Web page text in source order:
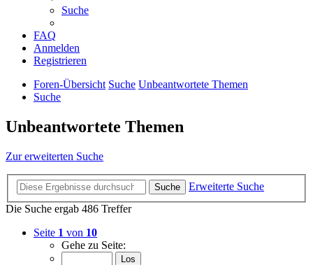
Suche
FAQ
Anmelden
Registrieren
Foren-Übersicht Suche Unbeantwortete Themen
Suche
Unbeantwortete Themen
Zur erweiterten Suche
Suche
Erweiterte Suche
Die Suche ergab 486 Treffer
Seite 1 von 10
Gehe zu Seite: